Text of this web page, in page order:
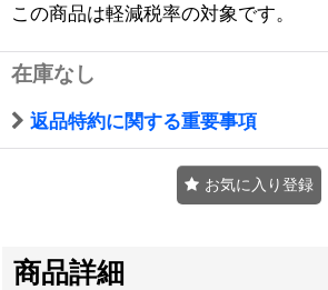
この商品は軽減税率の対象です。
在庫なし
返品特約に関する重要事項
お気に入り登録
商品詳細